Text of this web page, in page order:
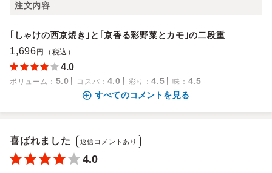
注文内容
｢しゃけの西京焼き｣と｢京香る彩野菜とカモ｣の二段重
1,696 円（税込）
4.0
ボリューム ： 5.0 コスパ ： 4.0 彩り ：4.5 味 ： 4.5
すべてのコメントを見る
喜ばれました 返信コメントあり
4.0